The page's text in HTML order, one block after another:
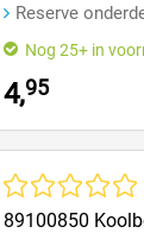
Reserve
Nog 25+ in
4,95
89100850